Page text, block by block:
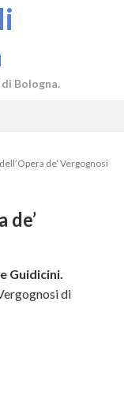
Bologna.
de’ Vergognosi
de’
Guidicini.
di